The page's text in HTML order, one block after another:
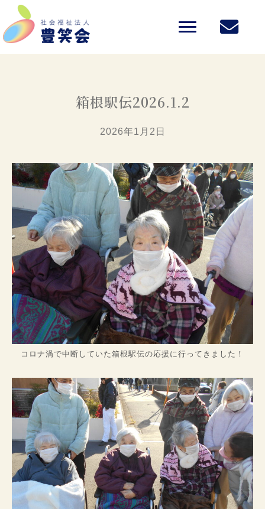
箱根駅伝2026.1.2
2026年1月2日
コロナ渦で中断していた箱根駅伝の応援に行ってきました！